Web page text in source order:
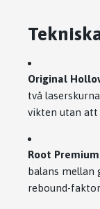
Original
två
vikten utan att
Root
balans mellan
rebound-